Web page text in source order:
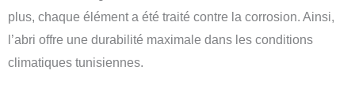
plus, chaque élément a été traité contre la corrosion. Ainsi,
l’abri offre une durabilité maximale dans les conditions
climatiques tunisiennes.